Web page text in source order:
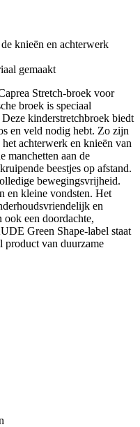
knieën en achterwerk
gemaakt
Stretch-broek voor
broek is speciaal
kinderstretchbroek biedt
en veld nodig hebt. Zo zijn
achterwerk en knieën van
manchetten aan de
beestjes op afstand.
bewegingsvrijheid.
en kleine vondsten. Het
en
ook een doordachte,
Green Shape-label staat
van duurzame